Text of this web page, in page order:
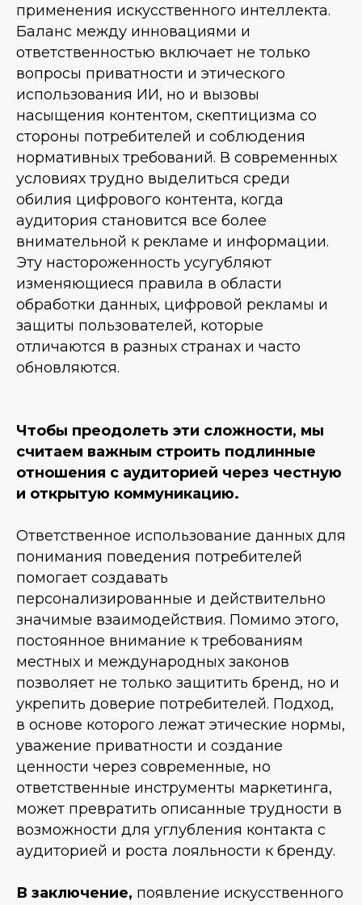
применения искусственного интеллекта.
Баланс между инновациями и
ответственностью включает не только
вопросы приватности и этического
использования ИИ, но и вызовы
насыщения контентом, скептицизма со
стороны потребителей и соблюдения
нормативных требований. В современных
условиях трудно выделиться среди
обилия цифрового контента, когда
аудитория становится все более
внимательной к рекламе и информации.
Эту настороженность усугубляют
изменяющиеся правила в области
обработки данных, цифровой рекламы и
защиты пользователей, которые
отличаются в разных странах и часто
обновляются.
Чтобы преодолеть эти сложности, мы
считаем важным строить подлинные
отношения с аудиторией через честную
и открытую коммуникацию.
Ответственное использование данных для
понимания поведения потребителей
помогает создавать
персонализированные и действительно
значимые взаимодействия. Помимо этого,
постоянное внимание к требованиям
местных и международных законов
позволяет не только защитить бренд, но и
укрепить доверие потребителей. Подход,
в основе которого лежат этические нормы,
уважение приватности и создание
ценности через современные, но
ответственные инструменты маркетинга,
может превратить описанные трудности в
возможности для углубления контакта с
аудиторией и роста лояльности к бренду.
В заключение, появление искусственного